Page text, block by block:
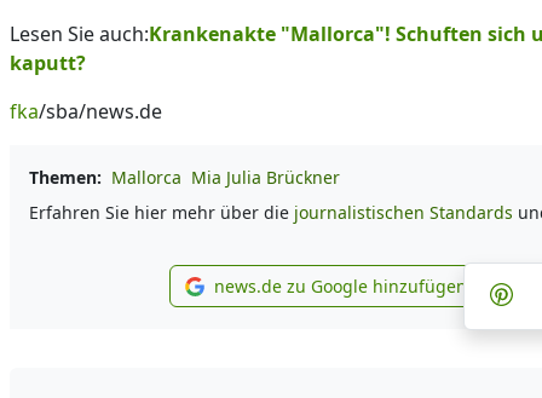
Lesen Sie auch:Krankenakte "Mallorca"! Schuften sich
kaputt?
fka/sba/news.de
Themen: Mallorca Mia Julia Brückner
Erfahren Sie hier mehr über die journalistischen Standards
news.de zu Google
news.de zu Google hinzufügen